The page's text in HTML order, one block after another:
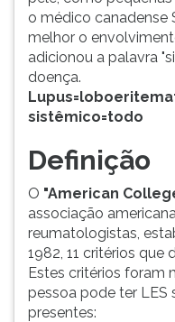
o médico canadense
melhor o
adicionou a palavra
doença.
sistêmico=todo
Definição
O "American
associação
reumatologistas,
1982, 11 critérios que
Estes critérios foram
pessoa pode ter LES
presentes: